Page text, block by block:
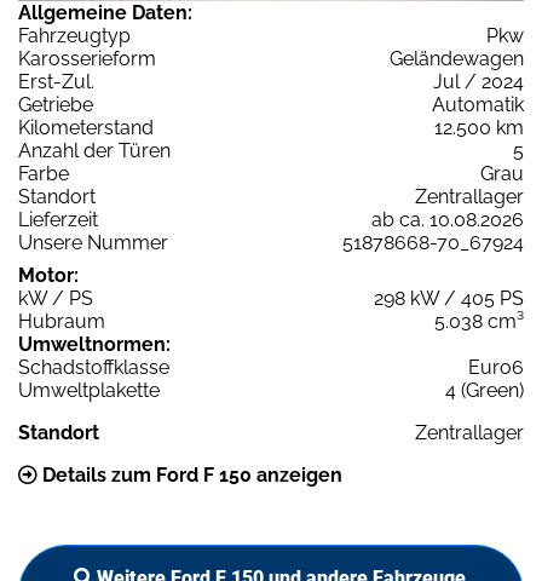
Allgemeine Daten:
Fahrzeugtyp
Pkw
Karosserieform
Geländewagen
Erst-Zul.
Jul / 2024
Getriebe
Automatik
Kilometerstand
12.500 km
Anzahl der Türen
5
Farbe
Grau
Standort
Zentrallager
Lieferzeit
ab ca. 10.08.2026
Unsere Nummer
51878668-70_67924
Motor:
kW / PS
298 kW / 405 PS
Hubraum
5.038 cm³
Umweltnormen:
Schadstoffklasse
Euro6
Umweltplakette
4 (Green)
Standort
Zentrallager
Details zum Ford F 150 anzeigen